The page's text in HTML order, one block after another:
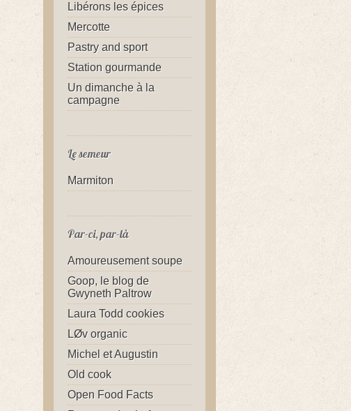
Libérons les épices
Mercotte
Pastry and sport
Station gourmande
Un dimanche à la
campagne
Le semeur
Marmiton
Par-ci, par-là
Amoureusement soupe
Goop, le blog de
Gwyneth Paltrow
Laura Todd cookies
LØv organic
Michel et Augustin
Old cook
Open Food Facts